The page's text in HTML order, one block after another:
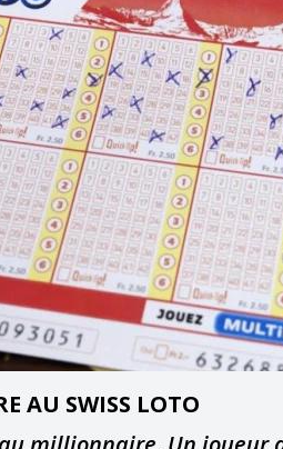
AU SWISS LOTO